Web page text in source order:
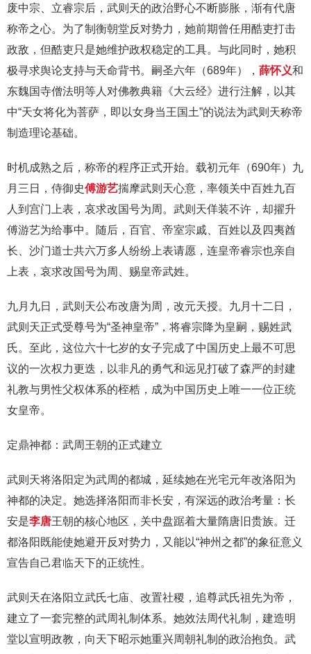
废中宗、立睿宗后，武则天的政治野心不断膨胀，渐有代唐
称帝之心。为了制衡朝堂反对势力，她前期曾任用酷吏打击
政敌，但酷吏只是她维护政权稳定的工具。与此同时，她积
极寻求舆论支持与天命背书。嗣圣六年（689年）， 薛怀义和
东魏国寺僧法明等人对佛教典籍《大云经》进行注解，以其
中“天女将化为菩萨，即以女身当王国土”的说法为武则天称帝
制造理论基础。
时机成熟之后，称帝的程序正式开始。载初元年（690年）九
月三日，侍御史傅游艺揣摩武则天心意，率领关中百姓九百
人到宫门上表，哀求改国号为周。武则天佯装不许，却擢升
傅游艺为给事中。随后，百官、帝室宗戚、百姓以及四夷酋
长、沙门道士共六万多人纷纷上表请愿，连皇帝睿宗也亲自
上表，哀求改国号为周、赐皇帝武姓。
九月九日，武则天公布改唐为周，改元天授。九月十二日，
武则天正式受尊号为“圣神皇帝”，将睿宗降为皇嗣，赐姓武
氏。至此，这位六十七岁的女子完成了中国历史上最不可思
议的一次权力更迭，以非凡的勇气和远见打破了森严的封建
礼教与男性父权体系的桎梏，成为中国历史上唯一一位正统
女皇帝。
定鼎神都：武周王朝的正式建立
武则天将洛阳定为武周的都城，延续她在光宅元年改洛阳为
神都的决定。她选择洛阳而非长安，有深远的政治考量：长
安是李唐王朝的核心地区，关中盘踞着大量隋唐旧贵族。迁
都洛阳既能使她避开反对势力，又能以“神州之都”的象征意义
宣告自己君临天下的正统性。
武则天在洛阳立武氏七庙、改置社稷，追尊武氏祖先为帝，
建立了一套完整的武周礼制体系。她效法周代礼制，建造明
堂以宣明政教，向天下昭示她重兴周朝礼制的政治抱负。武